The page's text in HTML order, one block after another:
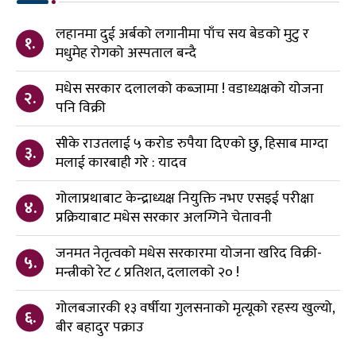
१.
लहानमा दुई अर्बको लगानीमा पाँच सय बेडको मुटु र
मधुमेह रोगको अस्पताल बन्दै
२.
मधेस सरकार दलालको कब्जामा ! वडाध्यक्षको योजना
पनि विक्री
३.
सीके राउतलाई ५ करोड रुपैया दिएको छु, हिसाब माग्दा
मलाई कारबाही गरे : यादव
४.
गोलाप्रथाबाट केन्द्राध्यक्ष नियुक्ति नभए एसइई परीक्षा
प्रक्रियाबाट मधेस सरकार अलग्गिने चेतावनी
५.
जनमत नेतृत्वको मधेस सरकारमा योजना खरिद विक्री-
मन्त्रीको रेट ८ प्रतिशत, दलालको २० !
६.
गोलबजारकी १३ वर्षीया गुलसनाको मृत्यूको रहस्य खुल्यो,
बीर बहादुर पक्राउ